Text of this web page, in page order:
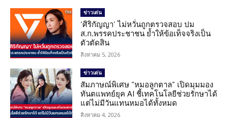
ข่าวเด่น
‘ศิริกัญญา’ ไม่หวั่นถูกตรวจสอบ ปม
ส.ก.พรรคประชาชน ย้ำให้ข้อเท็จจริงเป็น
ตัวตัดสิน
สิงหาคม 5, 2026
ข่าวเด่น
สัมภาษณ์พิเศษ “หมอลูกตาล” เปิดมุมมอง
ทันตแพทย์ยุค AI ชี้เทคโนโลยีช่วยรักษาได้
แต่ไม่มีวันแทนหมอได้ทั้งหมด
สิงหาคม 4, 2026